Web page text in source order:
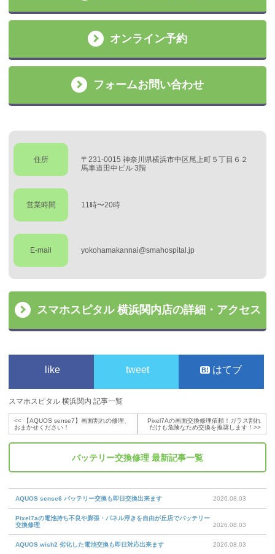
オンライン予約
フォームお問い合わせ
住所
〒231-0015 神奈川県横浜市中区尾上町５丁目６２
馬車道田中ビル 3階
営業時間 11時〜20時
E-mail yokohamakannai@smahospital.jp
スマホスピタル 横浜関内店の詳細・アクセス
like tweet はてブ
スマホスピタル 横浜関内 記事一覧
<<
【AQUOS sense7】画面割れの修理、
おまかせください！
Pixel7Aの画面交換修理依頼！ガラス割れ
だけも危険なため交換を推奨します！ >>
バッテリー交換修理 最新記事一覧
AQUOS sense6 バッテリー交換も即日交換出来ます 2026.08.03
Pixel7aの電池持ち不良や膨張・パネル浮きを自由が丘店でバッテリー
交換修理
2026.08.03
AQUOS wish2 劣化した電池交換も即日対応出来ます 2026.08.03